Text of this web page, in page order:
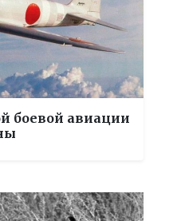
боевой авиации